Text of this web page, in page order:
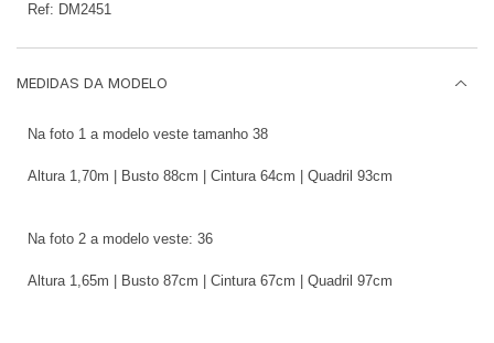
Ref: DM2451
MEDIDAS DA MODELO
Na foto 1 a modelo veste tamanho 38
Altura 1,70m | Busto 88cm | Cintura 64cm | Quadril 93cm
Na foto 2 a modelo veste: 36
Altura 1,65m | Busto 87cm | Cintura 67cm | Quadril 97cm